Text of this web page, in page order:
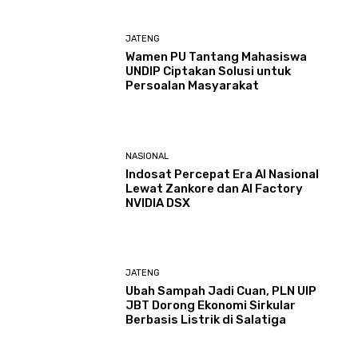
JATENG
Wamen PU Tantang Mahasiswa
UNDIP Ciptakan Solusi untuk
Persoalan Masyarakat
NASIONAL
Indosat Percepat Era AI Nasional
Lewat Zankore dan AI Factory
NVIDIA DSX
JATENG
Ubah Sampah Jadi Cuan, PLN UIP
JBT Dorong Ekonomi Sirkular
Berbasis Listrik di Salatiga